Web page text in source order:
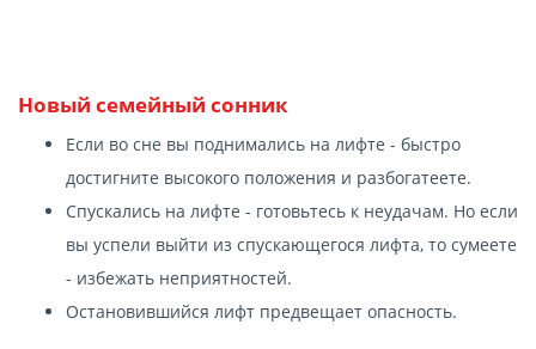
Новый семейный сонник
Если во сне вы поднимались на лифте - быстро
достигните высокого положения и разбогатеете.
Спускались на лифте - готовьтесь к неудачам. Но если
вы успели выйти из спускающегося лифта, то сумеете
- избежать неприятностей.
Остановившийся лифт предвещает опасность.